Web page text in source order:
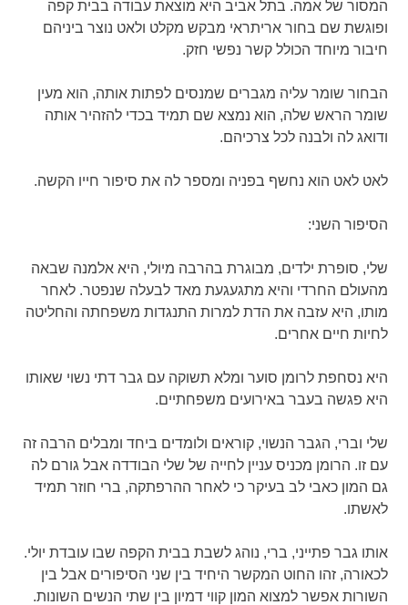
המסור של אמה. בתל אביב היא מוצאת עבודה בבית קפה
ופוגשת שם בחור אריתראי מבקש מקלט ולאט נוצר ביניהם
חיבור מיוחד הכולל קשר נפשי חזק.
הבחור שומר עליה מגברים שמנסים לפתות אותה, הוא מעין
שומר הראש שלה, הוא נמצא שם תמיד בכדי להזהיר אותה
ודואג לה ולבנה לכל צרכיהם.
לאט לאט הוא נחשף בפניה ומספר לה את סיפור חייו הקשה.
הסיפור השני:
שלי, סופרת ילדים, מבוגרת בהרבה מיולי, היא אלמנה שבאה
מהעולם החרדי והיא מתגעגעת מאד לבעלה שנפטר. לאחר
מותו, היא עזבה את הדת למרות התנגדות משפחתה והחליטה
לחיות חיים אחרים.
היא נסחפת לרומן סוער ומלא תשוקה עם גבר דתי נשוי שאותו
היא פגשה בעבר באירועים משפחתיים.
שלי וברי, הגבר הנשוי, קוראים ולומדים ביחד ומבלים הרבה זה
עם זו. הרומן מכניס עניין לחייה של שלי הבודדה אבל גורם לה
גם המון כאבי לב בעיקר כי לאחר ההרפתקה, ברי חוזר תמיד
לאשתו.
אותו גבר פתייני, ברי, נוהג לשבת בבית הקפה שבו עובדת יולי.
לכאורה, זהו החוט המקשר היחיד בין שני הסיפורים אבל בין
השורות אפשר למצוא המון קווי דמיון בין שתי הנשים השונות.